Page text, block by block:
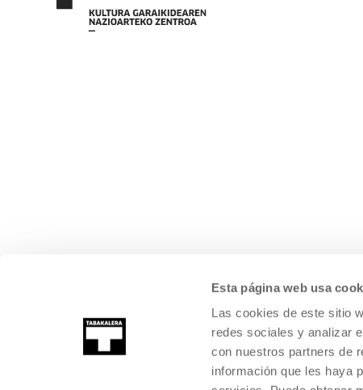
Esta página web usa
Las cookies de este sitio
redes sociales y analizar
con nuestros partners de
información que les haya